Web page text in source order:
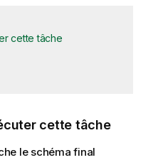
cette tâche
cette tâche
le schéma final